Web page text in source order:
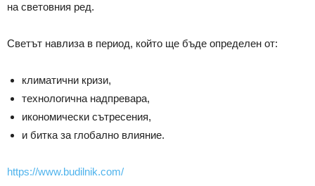
на световния ред.
Светът навлиза в период, който ще бъде определен от:
климатични кризи,
технологична надпревара,
икономически сътресения,
и битка за глобално влияние.
https://www.budilnik.com/